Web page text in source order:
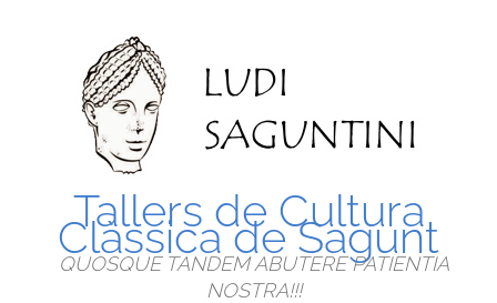
Tallers de Cultura
Clàssica de Sagunt
QUOSQUE TANDEM ABUTERE PATIENTIA
NOSTRA!!!